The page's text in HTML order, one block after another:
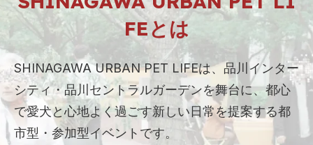
FEとは
SHINAGAWA URBAN PET LIFEは、品川インター
シティ・品川セントラルガーデンを舞台に、都心
で愛犬と心地よく過ごす新しい日常を提案する都
市型・参加型イベントです。